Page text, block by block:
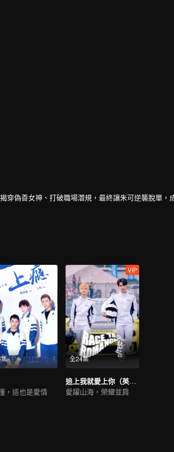
穿偽善女神、打破職場潛規，最終讓朱可逆襲脫單，
，這也是愛情
全24集
VIP
追上我就愛上你（英語版）
愛躍山海，榮耀並肩